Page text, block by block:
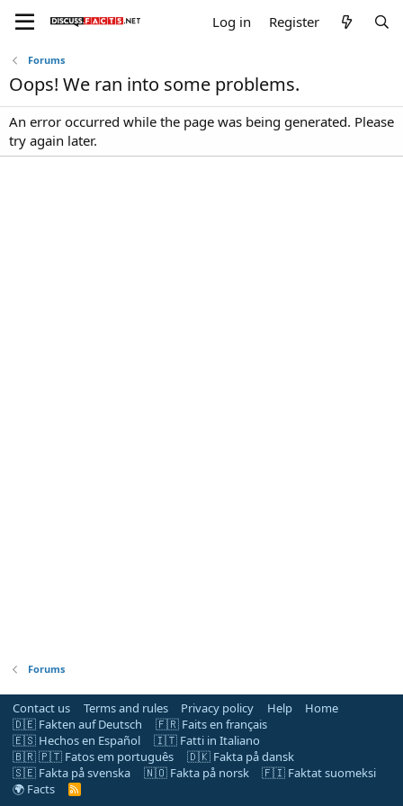
Log in Register
Forums
Oops! We ran into some problems.
An error occurred while the page was being generated. Please
try again later.
Forums
Contact us Terms and rules Privacy policy Help
Home
🇩🇪 Fakten auf Deutsch
🇫🇷 Faits en français
🇪🇸 Hechos en Español
🇮🇹 Fatti in Italiano
🇧🇷 🇵🇹 Fatos em português
🇩🇰 Fakta på dansk
🇸🇪 Fakta på svenska
🇳🇴 Fakta på norsk
🇫🇮 Faktat suomeksi
🌍 Facts
R